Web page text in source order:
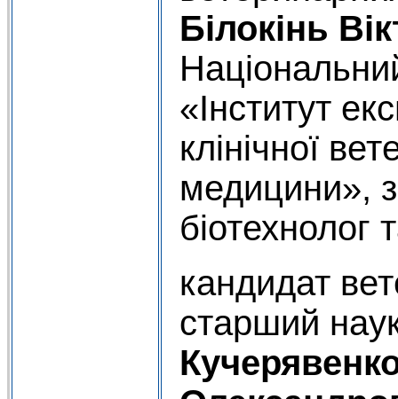
Білокінь
«Інститут
клінічної
медицини»,
біотехнолог
кандидат
старший